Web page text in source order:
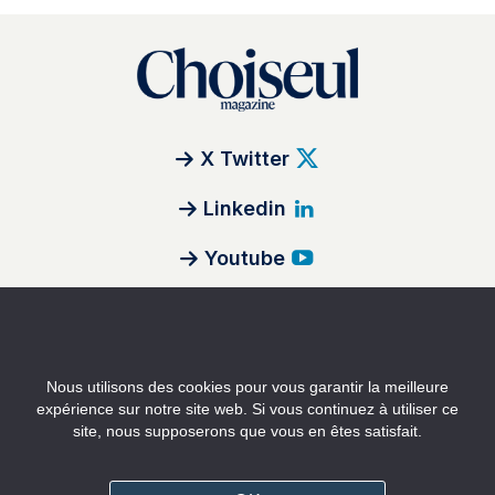
X Twitter
Linkedin
Youtube
Institut Choiseul
Choiseul Africa
Nous utilisons des cookies pour vous garantir la meilleure
expérience sur notre site web. Si vous continuez à utiliser ce
site, nous supposerons que vous en êtes satisfait.